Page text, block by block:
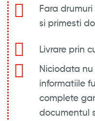
Fara
si primesti
Livrare prin
Niciodata
informatiile
complete
documentul